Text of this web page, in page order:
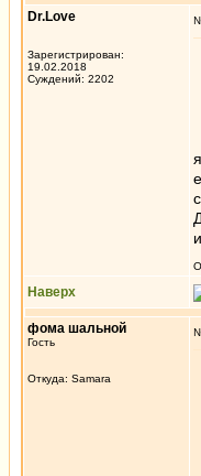
Dr.Love
Зарегистрирован:
19.02.2018
Суждений: 2202
Наверх
фома шальной
Гость
Откуда: Samara